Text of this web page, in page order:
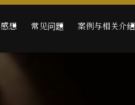
想 常见问题 案例与相关介绍